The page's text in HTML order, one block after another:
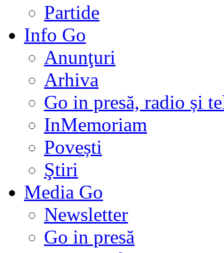
Partide
Info Go
Anunţuri
Arhiva
Go in presă, radio și
InMemoriam
Povești
Ştiri
Media Go
Newsletter
Go in presă